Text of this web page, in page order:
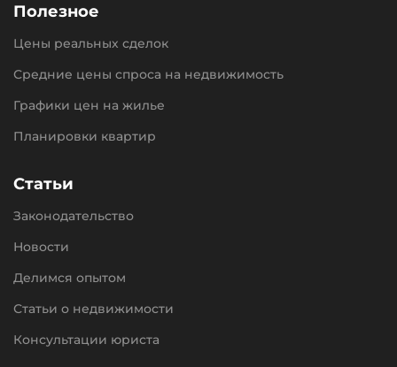
Полезное
Цены реальных сделок
Средние цены спроса на недвижимость
Графики цен на жилье
Планировки квартир
Статьи
Законодательство
Новости
Делимся опытом
Статьи о недвижимости
Консультации юриста